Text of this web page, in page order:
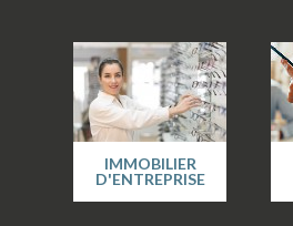
IMMOBILIER
D'ENTREPRISE